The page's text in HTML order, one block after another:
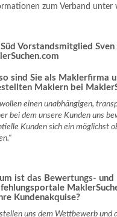
zum Verband unter
Süd Vorstandsmitglied Sven
sind Sie als Maklerfirma
Maklern bei
einen unabhängigen,
bei dem unsere Kunden uns
Kunden sich ein möglichst
ist das Bewertungs- und
Kundenakquise?
uns dem Wettbewerb und